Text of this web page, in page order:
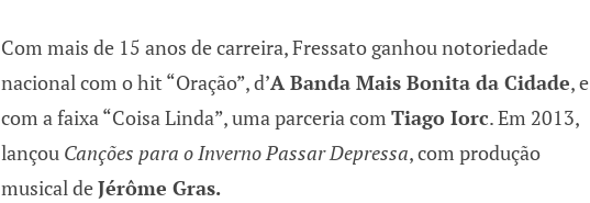
Com mais de 15 anos de carreira, Fressato ganhou notoriedade
nacional com o hit “Oração”, d’A Banda Mais Bonita da Cidade, e
com a faixa “Coisa Linda”, uma parceria com Tiago Iorc. Em 2013,
lançou Canções para o Inverno Passar Depressa, com produção
musical deJérôme Gras.